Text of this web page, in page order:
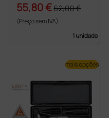
55,80 €62,00 €
(Preço sem IVA)
1 unidade
mais opções